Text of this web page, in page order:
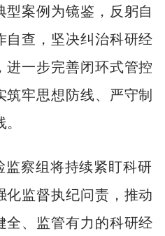
案例为镜鉴，反躬自
自查，坚决纠治科研经
进一步完善闭环式管控
牢思想防线、严守制
监察组将持续紧盯科研
化监督执纪问责，推动
全、监管有力的科研经